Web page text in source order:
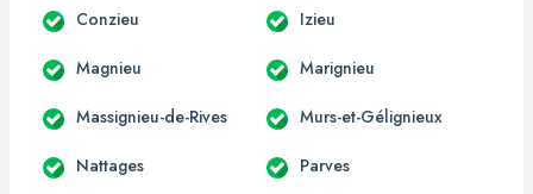
Conzieu Izieu
Magnieu Marignieu
Massignieu-de-Rives Murs-et-Gélignieux
Nattages Parves